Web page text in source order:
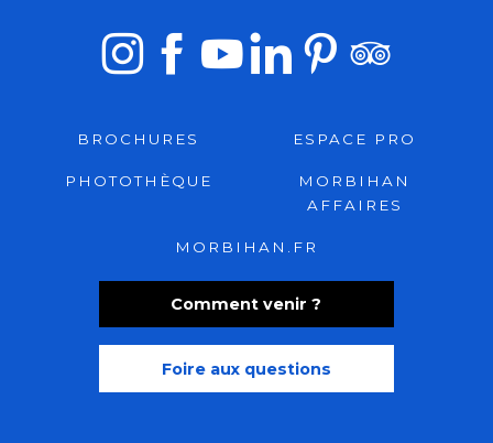
Comment venir ?
Foire aux questions
BROCHURES ESPACE PRO
PHOTOTHÈQUE
MORBIHAN
AFFAIRES
MORBIHAN.FR